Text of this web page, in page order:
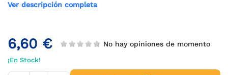
Ver descripción completa
6,60 € No hay opiniones de momento
¡En Stock!